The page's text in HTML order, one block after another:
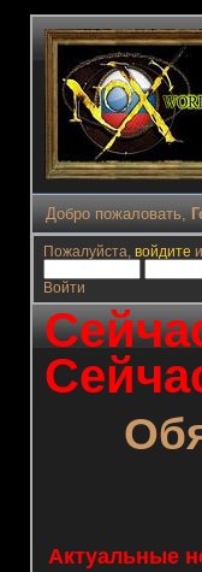
Добро пожаловать,
Пожалуйста, войдите
Войти
Актуальные